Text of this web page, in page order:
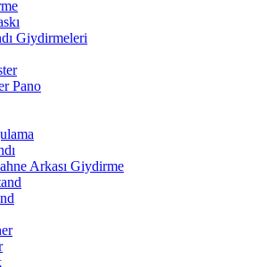
Giydirmeleri
Pano
Arkası Giydirme